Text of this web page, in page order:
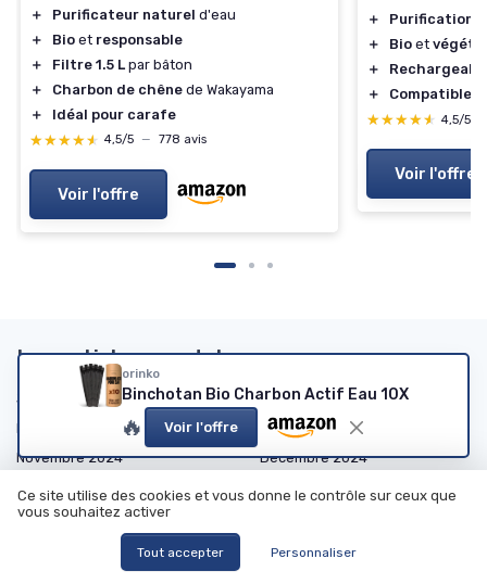
＋ Purificateur naturel d'eau
＋
Bio et responsable
＋
Filtre 1.5 L par bâton
＋
Charbon de chêne de Wakayama
＋
Idéal pour carafe
★★★★★
★★★★★ 4,5/5 — 778 avis
Voir l'offre
＋ Purification
＋
Bio et végétal
＋
＋
Compatible
★★★★★
★★★★★ 4,5/5
Voir l'offre
orinko
Binchotan Bio Charbon Actif Eau 10X
🔥 Voir l'offre
Les articles par date
Janvier 2024
Février 2024
Mars 2024
Octobre 2024
Novembre 2024
Décembre 2024
Mars 2025
Juin 2025
Ce site utilise des cookies et vous donne le contrôle sur ceux que
vous souhaitez activer
Tout accepter Personnaliser